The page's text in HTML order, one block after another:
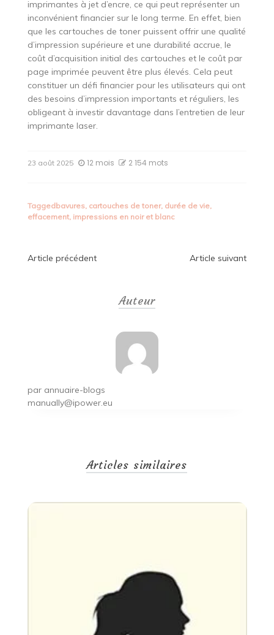
imprimantes à jet d’encre, ce qui peut représenter un
inconvénient financier sur le long terme. En effet, bien
que les cartouches de toner puissent offrir une qualité
d’impression supérieure et une durabilité accrue, le
coût d’acquisition initial des cartouches et le coût par
page imprimée peuvent être plus élevés. Cela peut
constituer un défi financier pour les utilisateurs qui ont
des besoins d’impression importants et réguliers, les
obligeant à investir davantage dans l’entretien de leur
imprimante laser.
23 août 2025 12 mois 2 154 mots
Taggedbavures, cartouches de toner, durée de vie,
effacement, impressions en noir et blanc
Navigation
Article précédent Article suivant
Auteur
par annuaire-blogs
manually@ipower.eu
Articles similaires